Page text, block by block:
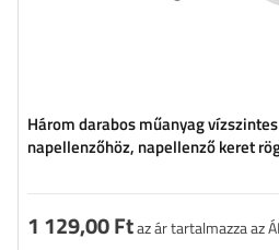
Három darabos műanyag
napellenzőhöz, napellenző keret
1 129,00 Ftaz ár tartalmazza az